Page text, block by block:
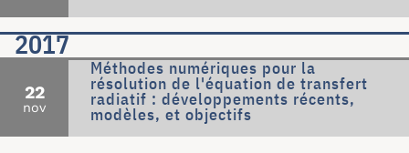
2017
22
nov
Méthodes numériques pour la
résolution de l'équation de transfert
radiatif : développements récents,
modèles, et objectifs